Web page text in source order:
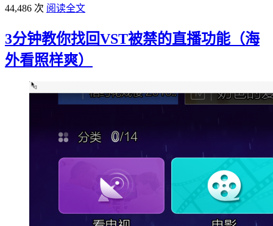
44,486 次 阅读全文
3分钟教你找回VST被禁的直播功能（海
外看照样爽）